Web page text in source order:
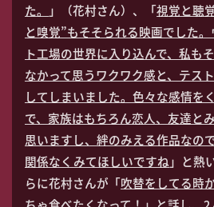
た。
」（花村さん）、「視覚と聴
と嗅覚”もそそられる映画でした
ト工場の世界に入り込んで、私も
なかって思うワクワク感と、テス
してしまいました。色々な感情を
で、家族はもちろん恋人、友達と
思いますし、絆のみえる作品なの
関係なくみてほしいですね」と熱
らに花村さんが「吹替をしてる時